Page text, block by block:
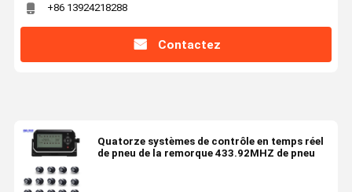
+86 13924218288
Contactez
Quatorze systèmes de contrôle en temps réel
de pneu de la remorque 433.92MHZ de pneu